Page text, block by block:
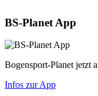
BS-Planet App
Bogensport-Planet jetzt
Infos zur App